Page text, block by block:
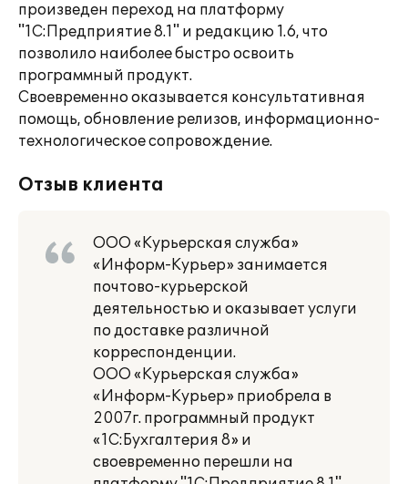
произведен переход на платформу
"1С:Предприятие 8.1" и редакцию 1.6, что
позволило наиболее быстро освоить
программный продукт.
Своевременно оказывается консультативная
помощь, обновление релизов, информационно-
технологическое сопровождение.
Отзыв клиента
ООО «Курьерская служба»
«Информ-Курьер» занимается
почтово-курьерской
деятельностью и оказывает услуги
по доставке различной
корреспонденции.
ООО «Курьерская служба»
«Информ-Курьер» приобрела в
2007г. программный продукт
«1С:Бухгалтерия 8» и
своевременно перешли на